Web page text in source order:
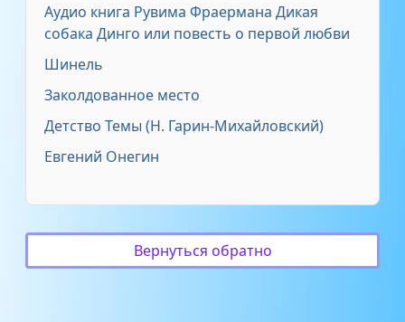
Аудио книга Рувима Фраермана Дикая
собака Динго или повесть о первой любви
Шинель
Заколдованное место
Детство Темы (Н. Гарин-Михайловский)
Евгений Онегин
Вернуться обратно